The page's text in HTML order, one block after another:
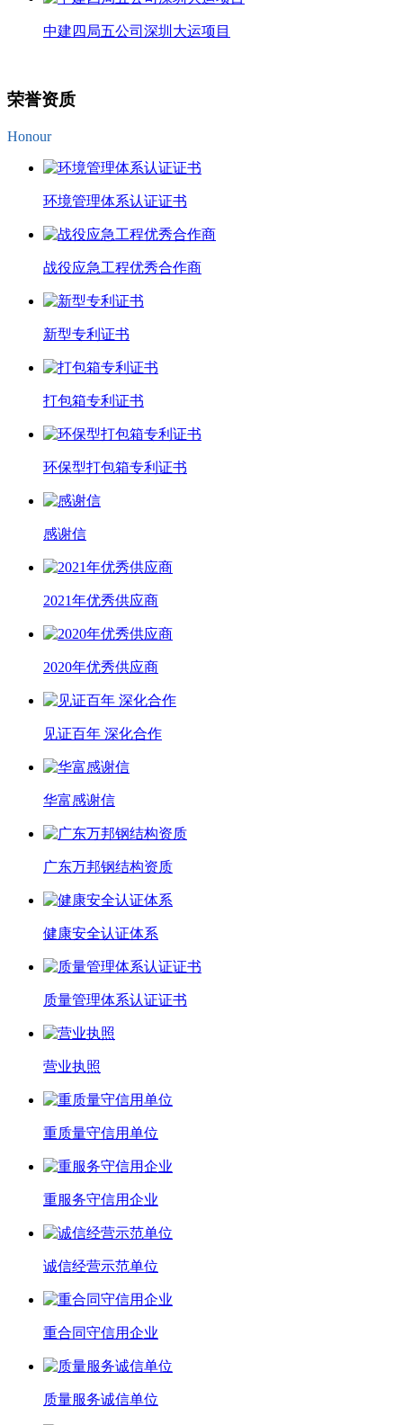
中建四局五公司深圳大运项目
荣誉资质
Honour
环境管理体系认证证书
战役应急工程优秀合作商
新型专利证书
打包箱专利证书
环保型打包箱专利证书
感谢信
2021年优秀供应商
2020年优秀供应商
见证百年 深化合作
华富感谢信
广东万邦钢结构资质
健康安全认证体系
质量管理体系认证证书
营业执照
重质量守信用单位
重服务守信用企业
诚信经营示范单位
重合同守信用企业
质量服务诚信单位